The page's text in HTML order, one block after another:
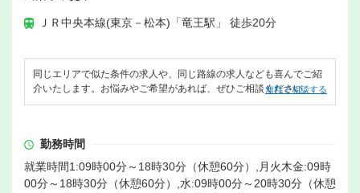
ＪＲ中央本線(東京－松本)「竜王駅」 徒歩20分
同じエリアで似た条件の求人や、同じ路線の求人なども喜んでご紹
介いたします。お悩みやご希望があれば、ぜひご相談ください。
無料で相談する
勤務時間
就業時間1:09時00分～18時30分（休憩60分）,月火木金:09時
00分～18時30分（休憩60分）,水:09時00分～20時30分（休憩